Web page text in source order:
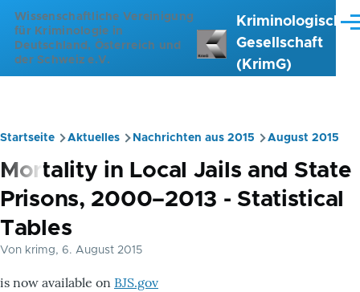
Direkt zum Inhalt
Wissenschaftliche Vereinigung
für Kriminologie in
Deutschland, Österreich und
der Schweiz e.V.
Kriminologische
Gesellschaft
(KrimG)
Pfadnavigation
Startseite Aktuelles Nachrichten aus 2015 August 2015
Mortality in Local Jails and State
Prisons, 2000–2013 - Statistical
Tables
Von krimg, 6. August 2015
is now available on BJS.gov